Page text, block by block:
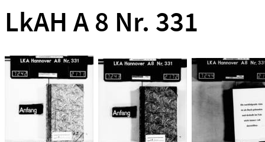
LkAH A 8 Nr. 331